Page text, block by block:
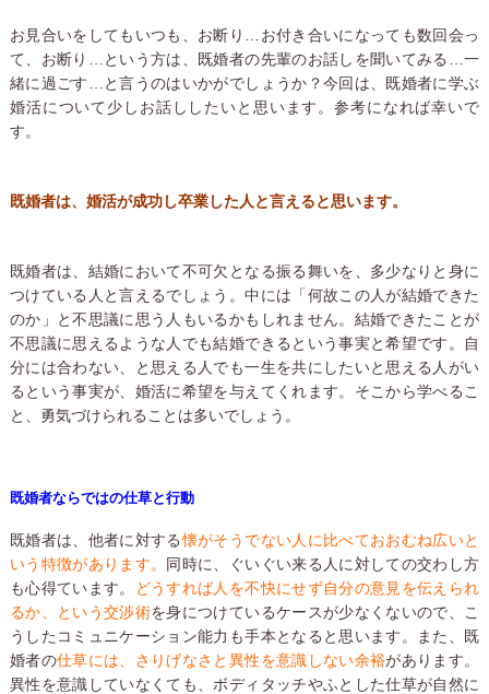
お見合いをしてもいつも、お断り…お付き合いになっても数回会っ
て、お断り…という方は、既婚者の先輩のお話しを聞いてみる…一
緒に過ごす…と言うのはいかがでしょうか？今回は、既婚者に学ぶ
婚活について少しお話ししたいと思います。参考になれば幸いで
す。
既婚者は、婚活が成功し卒業した人と言えると思います。
既婚者は、結婚において不可欠となる振る舞いを、多少なりと身に
つけている人と言えるでしょう。中には「何故この人が結婚できた
のか」と不思議に思う人もいるかもしれません。結婚できたことが
不思議に思えるような人でも結婚できるという事実と希望です。自
分には合わない、と思える人でも一生を共にしたいと思える人がい
るという事実が、婚活に希望を与えてくれます。そこから学べるこ
と、勇気づけられることは多いでしょう。
既婚者ならではの仕草と行動
既婚者は、他者に対する懐がそうでない人に比べておおむね広いと
いう特徴があります。 同時に、ぐいぐい来る人に対しての交わし方
も心得ています。
どうすれば人を不快にせず自分の意見を伝えられ
るか、という交渉術を身につけているケースが少なくないので、こ
うしたコミュニケーション能力も手本となると思います。また、既
婚者の仕草には、さりげなさと異性を意識しない余裕があります。
異性を意識していなくても、ボディタッチやふとした仕草が自然に